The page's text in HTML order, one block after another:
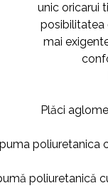
unic oricarui
posibilitatea
mai
Plăci
poliuretanica
poliuretanică